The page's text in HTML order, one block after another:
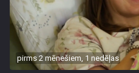
pirms 2 mēnešiem, 1 nedēļas